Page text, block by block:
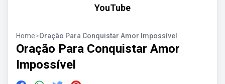
YouTube
Home>Oração Para Conquistar Amor Impossível
Oração Para Conquistar Amor
Impossível